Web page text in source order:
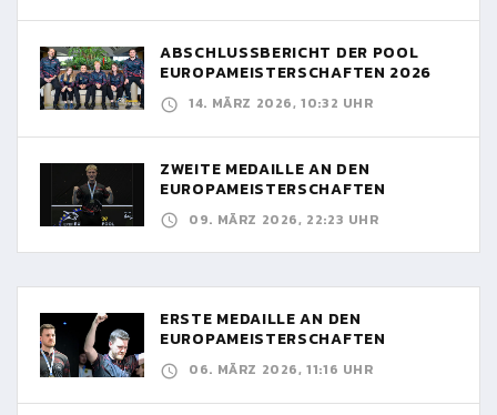
ABSCHLUSSBERICHT DER POOL
EUROPAMEISTERSCHAFTEN 2026
14. MÄRZ 2026, 10:32 UHR
ZWEITE MEDAILLE AN DEN
EUROPAMEISTERSCHAFTEN
09. MÄRZ 2026, 22:23 UHR
ERSTE MEDAILLE AN DEN
EUROPAMEISTERSCHAFTEN
06. MÄRZ 2026, 11:16 UHR